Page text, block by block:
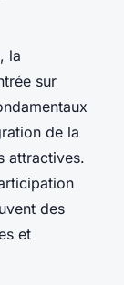
la
sur
de la
attractives.
des
et